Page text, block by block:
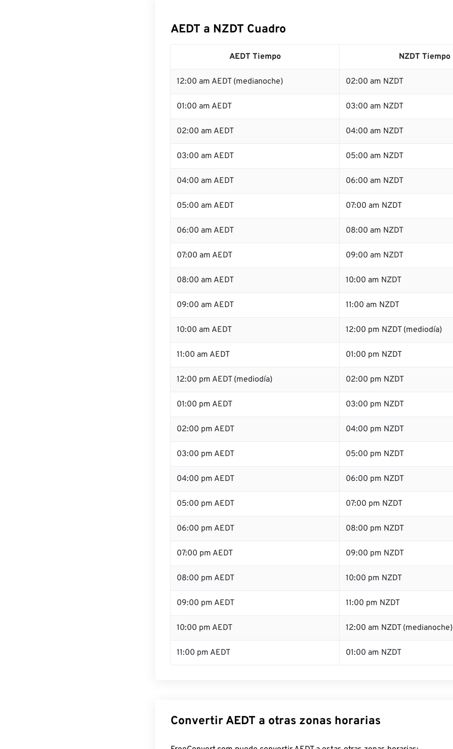
AEDT a NZDT Cuadro
AEDT Tiempo NZDT Tiempo
12:00 am AEDT (medianoche) 02:00 am NZDT
01:00 am AEDT 03:00 am NZDT
02:00 am AEDT 04:00 am NZDT
03:00 am AEDT 05:00 am NZDT
04:00 am AEDT 06:00 am NZDT
05:00 am AEDT 07:00 am NZDT
06:00 am AEDT 08:00 am NZDT
07:00 am AEDT 09:00 am NZDT
08:00 am AEDT 10:00 am NZDT
09:00 am AEDT 11:00 am NZDT
10:00 am AEDT 12:00 pm NZDT (mediodía)
11:00 am AEDT 01:00 pm NZDT
12:00 pm AEDT (mediodía) 02:00 pm NZDT
01:00 pm AEDT 03:00 pm NZDT
02:00 pm AEDT 04:00 pm NZDT
03:00 pm AEDT 05:00 pm NZDT
04:00 pm AEDT 06:00 pm NZDT
05:00 pm AEDT 07:00 pm NZDT
06:00 pm AEDT 08:00 pm NZDT
07:00 pm AEDT 09:00 pm NZDT
08:00 pm AEDT 10:00 pm NZDT
09:00 pm AEDT 11:00 pm NZDT
10:00 pm AEDT 12:00 am NZDT (medianoche)
11:00 pm AEDT 01:00 am NZDT
Convertir AEDT a otras zonas horarias